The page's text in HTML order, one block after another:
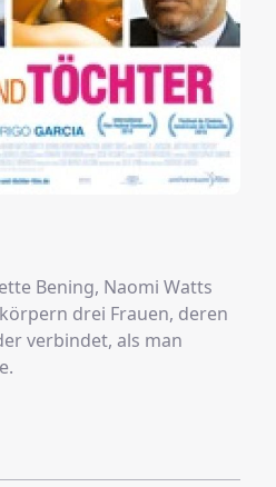
Bening, Naomi Watts
drei Frauen, deren
verbindet, als man